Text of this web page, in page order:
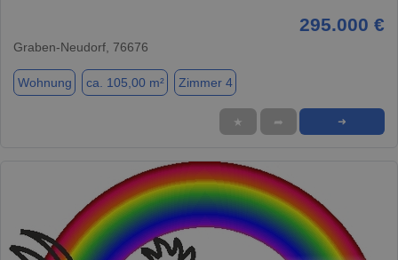
295.000 €
Graben-Neudorf, 76676
Wohnung ca. 105,00 m² Zimmer 4
★ ➦ ➜